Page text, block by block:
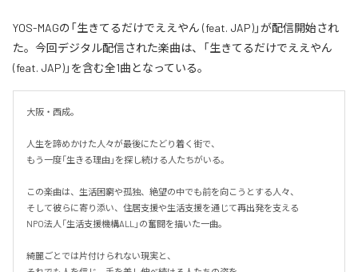
YOS-MAGの「生きてるだけでええやん (feat. JAP)」が配信開始され
た。今回デジタル配信された楽曲は、「生きてるだけでええやん
(feat. JAP)」を含む全1曲となっている。
大阪・西成。
人生を諦めかけた人々が最後にたどり着く街で、
もう一度「生きる理由」を探し続ける人たちがいる。
この楽曲は、生活困窮や孤独、絶望の中でも前を向こうとする人々、
そして彼らに寄り添い、住居支援や生活支援を通じて再出発を支える
NPO法人「生活支援機構ALL」の奮闘を描いた一曲。
綺麗ごとでは片付けられない現実と、